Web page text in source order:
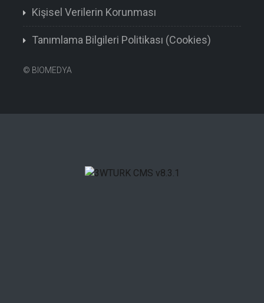
Kişisel Verilerin Korunması
Tanımlama Bilgileri Politikası (Cookies)
© BIOMEDYA